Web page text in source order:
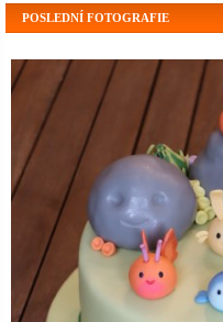
POSLEDNÍ FOTOGRAFIE